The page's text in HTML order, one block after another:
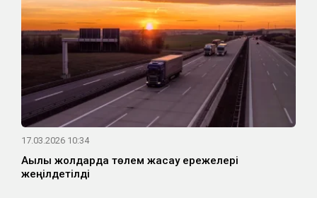
17.03.2026 10:34
Ақылы жолдарда төлем жасау ережелері
жеңілдетілді